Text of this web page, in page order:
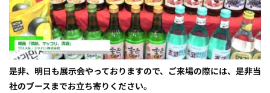
是非、明日も展示会やっておりますので、ご来場の際には、是非当
社のブースまでお立ち寄りください。